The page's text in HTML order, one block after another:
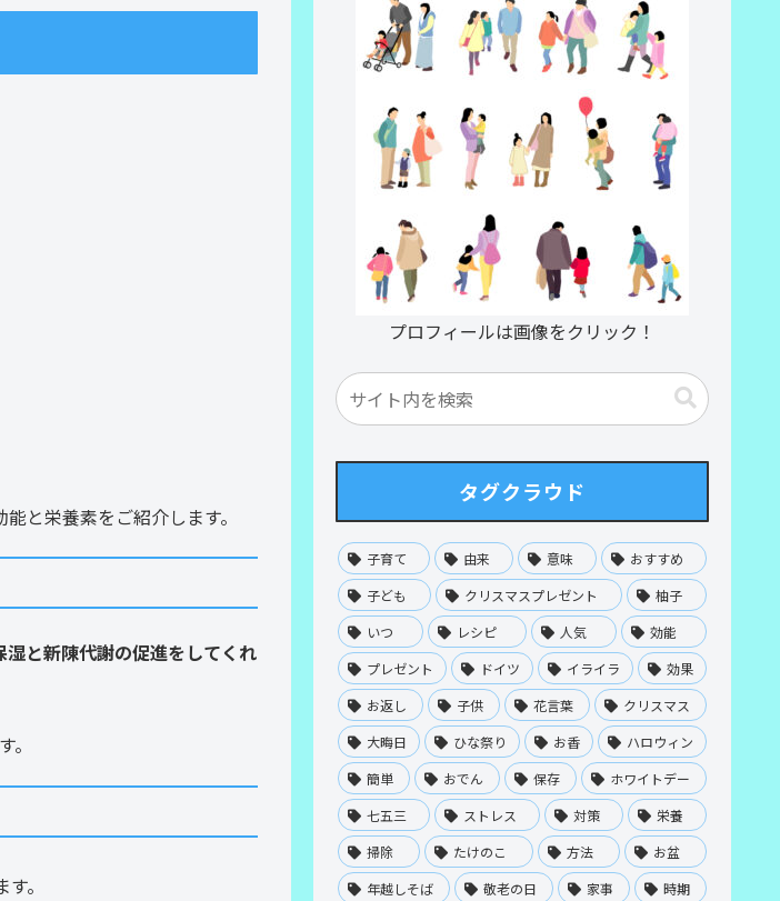
と栄養素をご紹介します。
と新陳代謝の促進をしてくれ
。
プロフィールは画像をクリック！
タグクラウド
子育て 由来 意味
おすすめ
子ども
クリスマスプレゼント
柚子
いつ
レシピ 人気
効能
プレゼント
ドイツ イライラ
効果
お返し
子供 花言葉
クリスマス
大晦日
ひな祭り お香
ハロウィン
簡単
おでん 保存
ホワイトデー
七五三
ストレス 対策
栄養
掃除
たけのこ 方法
お盆
年越しそば
敬老の日 家事
時期